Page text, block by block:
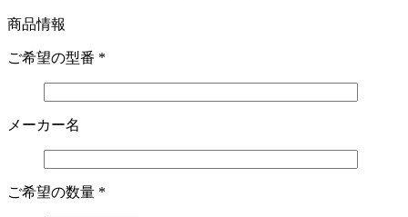
商品情報
ご希望の型番 *
メーカー名
ご希望の数量 *